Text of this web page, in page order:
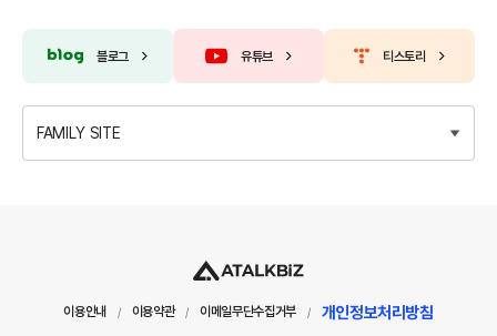
블로그 유튜브 티스토리
FAMILY SITE
이용안내 / 이용약관 / 이메일무단수집거부 / 개인정보처리방침